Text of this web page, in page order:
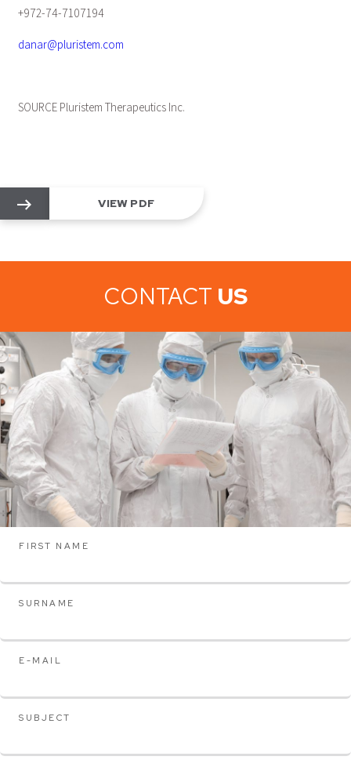
+972-74-7107194
danar@pluristem.com
SOURCE Pluristem Therapeutics Inc.
VIEW PDF
CONTACT US